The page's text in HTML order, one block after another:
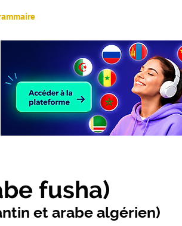
fusha)
et arabe algérien)